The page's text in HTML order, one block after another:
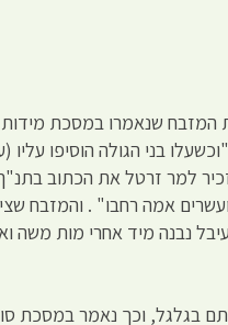
המזבח שנאמרו במסכת
בני הגולה הוסיפו
למר זרטל את הכתוב
אמה רחבו" . והמזבח
נבנה מיד אחרי מות משה
בגלגל, וכך נאמר במסכת